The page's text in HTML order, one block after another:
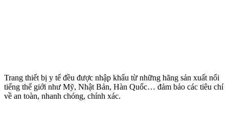
Trang thiết bị y tế đều được nhập khẩu từ những hãng sản xuất nổi
tiếng thế giới như Mỹ, Nhật Bản, Hàn Quốc… đảm bảo các tiêu chí
về an toàn, nhanh chóng, chính xác.